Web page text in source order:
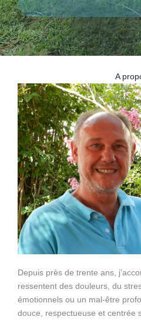
A
Depuis près de trente ans,
ressentent des douleurs, du
émotionnels ou un mal-être
douce, respectueuse et centrée